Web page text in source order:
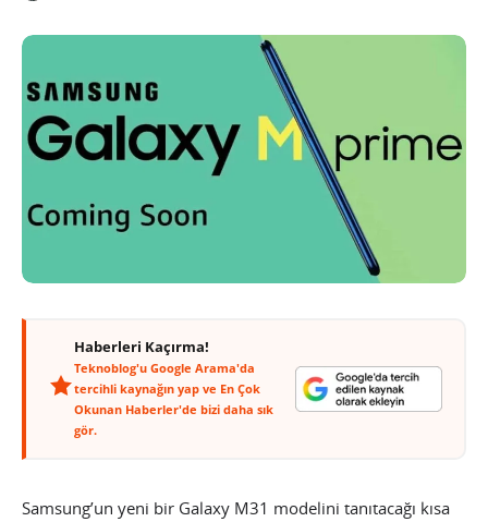
Haberleri Kaçırma!
Teknoblog'u Google Arama'da
tercihli kaynağın yap ve En Çok
Okunan Haberler'de bizi daha sık
gör.
Samsung’un yeni bir Galaxy M31 modelini tanıtacağı kısa